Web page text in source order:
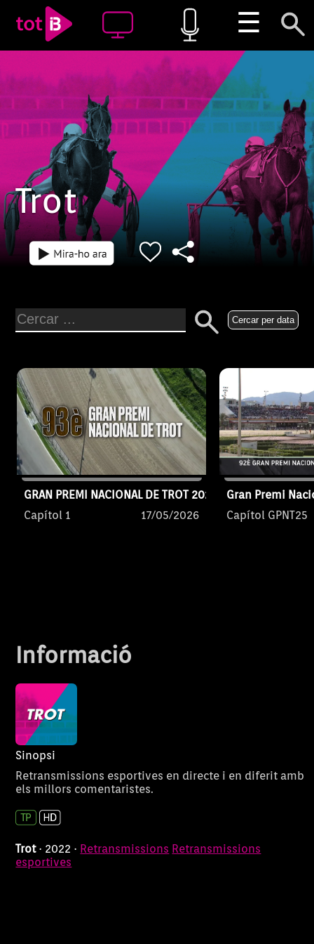
☰
Trot
Cercar per data
GRAN PREMI NACIONAL DE TROT 2026
Capítol 1
17/05/2026
Episodi: 1
40 min
Gran Premi
Capítol GPNT25
Episodi: GPNT25
49 min
Gran Premi
Informació
Sinopsi
Retransmissions esportives en directe i en diferit amb
els millors comentaristes.
Trot · 2022 · Retransmissions Retransmissions
esportives